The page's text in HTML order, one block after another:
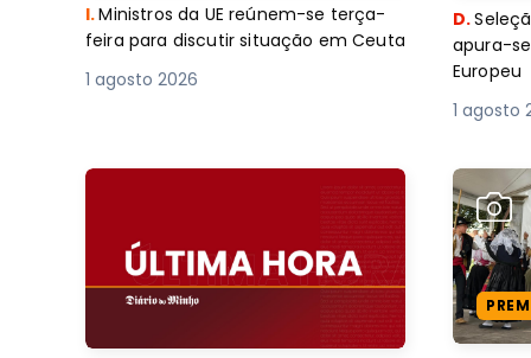
I.Ministros da UE reúnem-se terça-
feira para discutir situação em Ceuta
1 agosto 2026
D.
apura-
Europeu
1 agosto